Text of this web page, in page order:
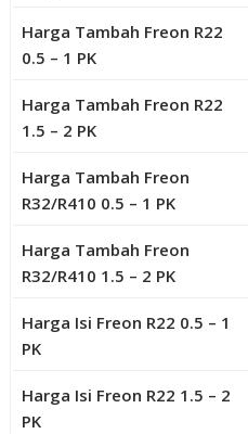
Harga Tambah Freon R22
0.5 – 1 PK
Harga Tambah Freon R22
1.5 – 2 PK
Harga Tambah Freon
R32/R410 0.5 – 1 PK
Harga Tambah Freon
R32/R410 1.5 – 2 PK
Harga Isi Freon R22 0.5 – 1
PK
Harga Isi Freon R22 1.5 – 2
PK